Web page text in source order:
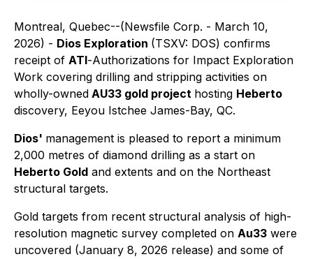
Montreal, Quebec--(Newsfile Corp. - March 10,
2026) - Dios Exploration (TSXV: DOS) confirms
receipt of ATI-Authorizations for Impact Exploration
Work covering drilling and stripping activities on
wholly-owned AU33 gold project hosting Heberto
discovery, Eeyou Istchee James-Bay, QC.
Dios' management is pleased to report a minimum
2,000 metres of diamond drilling as a start on
Heberto Gold and extents and on the Northeast
structural targets.
Gold targets from recent structural analysis of high-
resolution magnetic survey completed on Au33 were
uncovered (January 8, 2026 release) and some of